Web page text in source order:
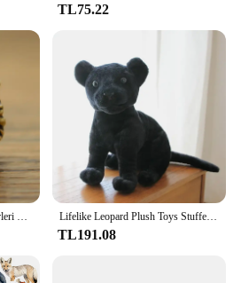
TL75.22
Pirinç otoriter kaplan minyatürleri kolye bagaj aksesuarları hediyeler çanta aksesuarları ev aksesuarları dekoratif figürler Lifelike Leopard Plush Toys Stuffed Soft Wild Animal Doll Snow Panther White Tiger Pillow Children Kids Birthday Gift
TL191.08